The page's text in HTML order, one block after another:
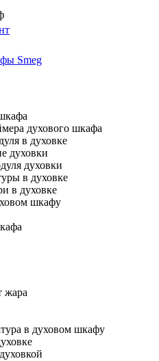
Smeg
духового шкафа
в духовке
духовки
духовки
в духовке
в духовке
шкафу
жара
в духовом шкафу